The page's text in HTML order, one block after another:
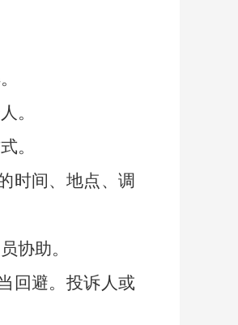
。
。
时间、地点、调
协助。
回避。投诉人或